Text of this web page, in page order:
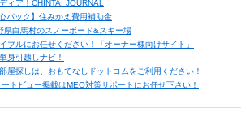
ィア！CHINTAI JOURNAL
パック】住みかえ費用補助金
白馬村のスノーボード&スキー場
ブルにお任せください！「オーナー様向けサイト」
身引越しナビ！
屋探しは、おもてなしドットコムをご利用ください！
トビュー掲載はMEO対策サポートにお任せ下さい！